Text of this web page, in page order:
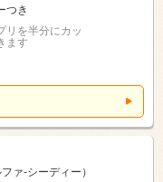
つき
リを半分にカッ
ます
ァ‐シーディー）